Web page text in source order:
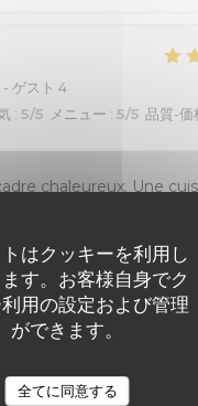
はクッキーを利用し
す。お客様自身でク
用の設定および管理
ができます。
全てに同意する
ゲスト 4
: 5/5 メニュー : 5/5 品質-価
chaleureux. Une
excellent rapport qualité
ゲスト 2